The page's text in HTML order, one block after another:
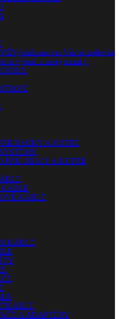
Vybrali sme pre Vás tie najlepšie
si vybrať z našej ponuky.
RACKY A KUFRE
PRE OBALY A KUFRE
KÁBLE
KÁBLE
A ADAPTÉRY